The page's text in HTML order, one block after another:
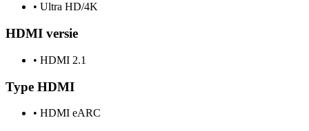
• Ultra HD/4K
HDMI versie
• HDMI 2.1
Type HDMI
• HDMI eARC